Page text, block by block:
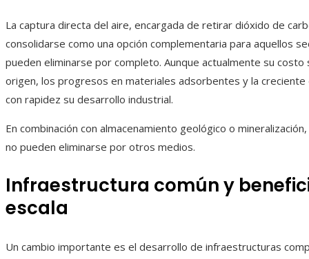
La captura directa del aire, encargada de retirar dióxido de
consolidarse como una opción complementaria para aquellos
pueden eliminarse por completo. Aunque actualmente su
origen, los progresos en materiales adsorbentes y la
con rapidez su desarrollo industrial.
En combinación con almacenamiento geológico o
no pueden eliminarse por otros medios.
Infraestructura común y
escala
Un cambio importante es el desarrollo de infraestructuras